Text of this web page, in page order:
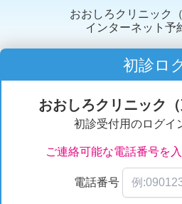
おおしろクリニック
インターネット予
初診ロ
おおしろクリニック（
初診受付用のログイ
ご連絡可能な電話番号を
電話番号